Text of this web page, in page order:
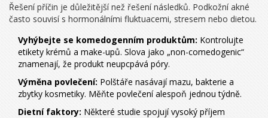
Řešení příčin je důležitější než řešení následků. Podkožní akné
často souvisí s hormonálními fluktuacemi, stresem nebo dietou.
Vyhýbejte se komedogenním produktům: Kontrolujte
etikety krémů a make-upů. Slova jako „non-comedogenic“
znamenají, že produkt neupcpává póry.
Výměna povlečení: Polštáře nasávají mazu, bakterie a
zbytky kosmetiky. Měňte povlečení alespoň jednou týdně.
Dietní faktory: Některé studie spojují vysoký příjem